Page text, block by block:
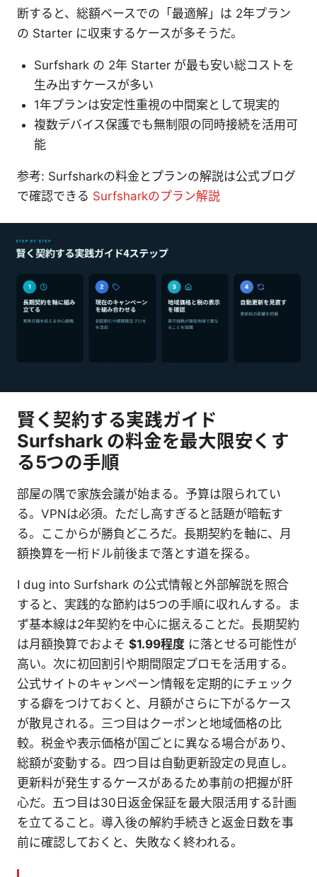
断すると、総額ベースでの「最適解」は 2年プラン
の Starter に収束するケースが多そうだ。
Surfshark の 2年 Starter が最も安い総コストを
生み出すケースが多い
1年プランは安定性重視の中間案として現実的
複数デバイス保護でも無制限の同時接続を活用可
能
参考: Surfsharkの料金とプランの解説は公式ブログ
で確認できる Surfsharkのプラン解説
賢く契約する実践ガイド
Surfshark の料金を最大限安くす
る5つの手順
部屋の隅で家族会議が始まる。予算は限られてい
る。VPNは必須。ただし高すぎると話題が暗転す
る。ここからが勝負どころだ。長期契約を軸に、月
額換算を一桁ドル前後まで落とす道を探る。
I dug into Surfshark の公式情報と外部解説を照合
すると、実践的な節約は5つの手順に収れんする。ま
ず基本線は2年契約を中心に据えることだ。長期契約
は月額換算でおよそ $1.99程度 に落とせる可能性が
高い。次に初回割引や期間限定プロモを活用する。
公式サイトのキャンペーン情報を定期的にチェック
する癖をつけておくと、月額がさらに下がるケース
が散見される。三つ目はクーポンと地域価格の比
較。税金や表示価格が国ごとに異なる場合があり、
総額が変動する。四つ目は自動更新設定の見直し。
更新料が発生するケースがあるため事前の把握が肝
心だ。五つ目は30日返金保証を最大限活用する計画
を立てること。導入後の解約手続きと返金日数を事
前に確認しておくと、失敗なく終われる。